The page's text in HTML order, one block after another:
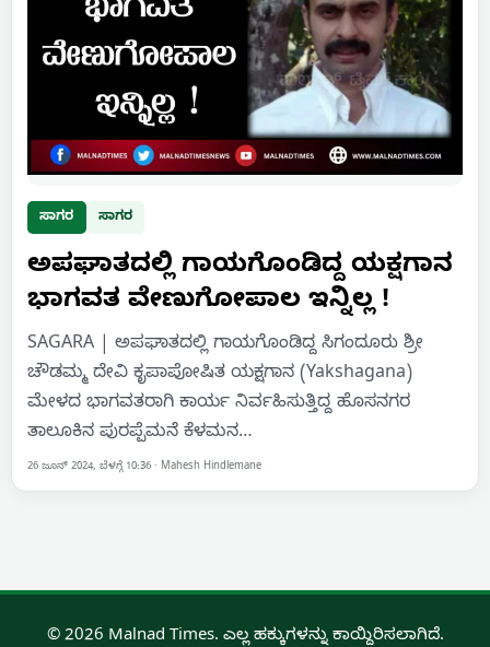
ಸಾಗರ ಸಾಗರ
ಅಪಘಾತದಲ್ಲಿ ಗಾಯಗೊಂಡಿದ್ದ ಯಕ್ಷಗಾನ
ಭಾಗವತ ವೇಣುಗೋಪಾಲ ಇನ್ನಿಲ್ಲ !
SAGARA | ಅಪಘಾತದಲ್ಲಿ ಗಾಯಗೊಂಡಿದ್ದ ಸಿಗಂದೂರು ಶ್ರೀ
ಚೌಡಮ್ಮ ದೇವಿ ಕೃಪಾಪೋಷಿತ ಯಕ್ಷಗಾನ (Yakshagana)
ಮೇಳದ ಭಾಗವತರಾಗಿ ಕಾರ್ಯ ನಿರ್ವಹಿಸುತ್ತಿದ್ದ ಹೊಸನಗರ
ತಾಲೂಕಿನ ಪುರಪ್ಪೆಮನೆ ಕೆಳಮನ…
26 ಜೂನ್ 2024, ಬೆಳಗ್ಗೆ 10:36 · Mahesh Hindlemane
© 2026 Malnad Times. ಎಲ್ಲ ಹಕ್ಕುಗಳನ್ನು ಕಾಯ್ದಿರಿಸಲಾಗಿದೆ.